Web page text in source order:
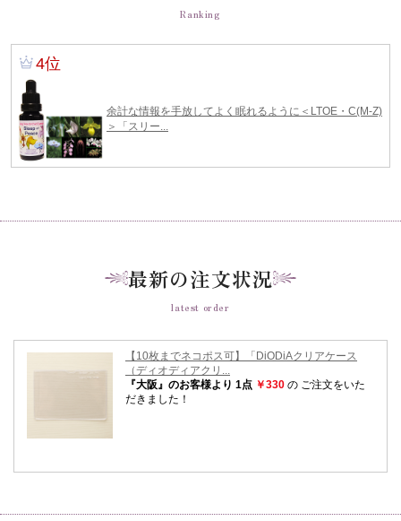
Ranking
最新の注文状況
latest order